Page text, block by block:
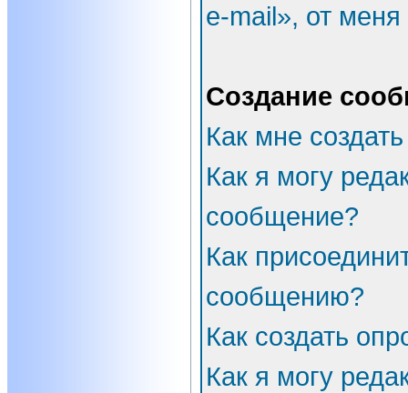
e-mail», от
Создание
Как мне
Как я могу
сообщение?
Как
сообщению?
Как создать
Как я могу